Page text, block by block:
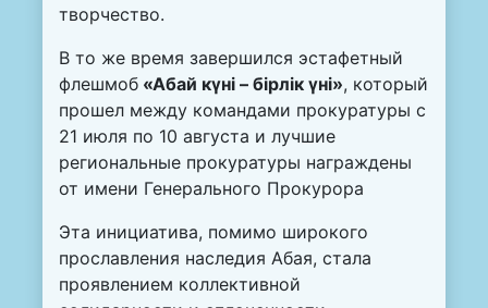
творчество.
В то же время завершился эстафетный
флешмоб «Абай күні – бірлік үні», который
прошел между командами прокуратуры с
21 июля по 10 августа и лучшие
региональные прокуратуры награждены
от имени Генерального Прокурора
Эта инициатива, помимо широкого
прославления наследия Абая, стала
проявлением коллективной